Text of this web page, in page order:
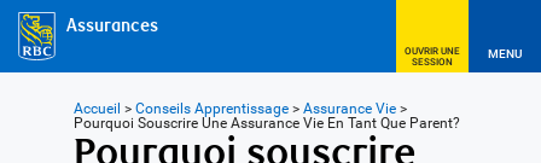
Assurances
OUVRIR UNE
SESSION
MENU
Accueil > Conseils Apprentissage> Assurance Vie>
Pourquoi Souscrire Une Assurance Vie En Tant Que Parent?
Pourquoi souscrire